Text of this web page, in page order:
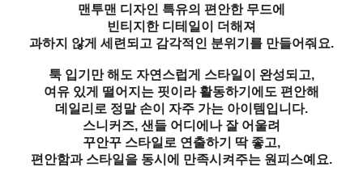
맨투맨 디자인 특유의 편안한 무드에
빈티지한 디테일이 더해져
과하지 않게 세련되고 감각적인 분위기를 만들어줘요.
툭 입기만 해도 자연스럽게 스타일이 완성되고,
여유 있게 떨어지는 핏이라 활동하기에도 편안해
데일리로 정말 손이 자주 가는 아이템입니다.
스니커즈, 샌들 어디에나 잘 어울려
꾸안꾸 스타일로 연출하기 딱 좋고,
편안함과 스타일을 동시에 만족시켜주는 원피스예요.